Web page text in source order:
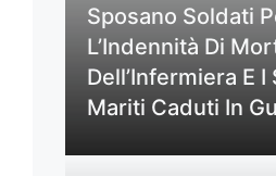
Sposano Soldati
L’Indennità Di
Dell’Infermiera E
Mariti Caduti In